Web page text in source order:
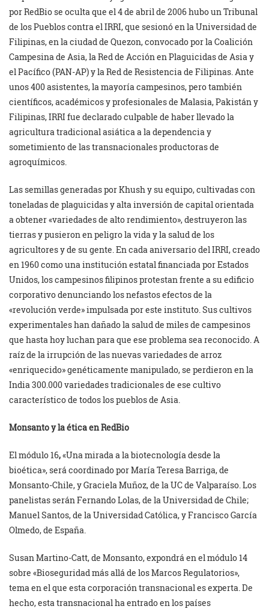
por RedBio se oculta que el 4 de abril de 2006 hubo un Tribunal
de los Pueblos contra el IRRI, que sesionó en la Universidad de
Filipinas, en la ciudad de Quezon, convocado por la Coalición
Campesina de Asia, la Red de Acción en Plaguicidas de Asia y
el Pacífico (PAN-AP) y la Red de Resistencia de Filipinas. Ante
unos 400 asistentes, la mayoría campesinos, pero también
científicos, académicos y profesionales de Malasia, Pakistán y
Filipinas, IRRI fue declaradoculpable de haber llevado la
agricultura tradicional asiática a la dependencia y
sometimiento de las transnacionales productoras de
agroquímicos.
Las semillas generadas por Khush y su equipo, cultivadas con
toneladas de plaguicidas y alta inversión de capital orientada
a obtener «variedades de alto rendimiento», destruyeron las
tierras y pusieron en peligro la vida y la salud de los
agricultores y de su gente. En cada aniversario del IRRI, creado
en 1960 como una institución estatal financiada por Estados
Unidos, los campesinos filipinos protestan frente a su edificio
corporativo denunciando los nefastos efectos de la
«revolución verde» impulsada por este instituto. Sus cultivos
experimentales han dañado la salud de miles de campesinos
que hasta hoy luchan para que ese problema sea reconocido. A
raíz de la irrupción de las nuevas variedades de arroz
«enriquecido» genéticamente manipulado, se perdieron en la
India 300.000 variedades tradicionales de ese cultivo
característico de todos los pueblos de Asia.
Monsanto y la ética en RedBio
El módulo 16,«Una mirada a la biotecnología desde la
bioética», será coordinado por María Teresa Barriga, de
Monsanto-Chile, y Graciela Muñoz, de la UC de Valparaíso. Los
panelistas serán Fernando Lolas, de la Universidad de Chile;
Manuel Santos, de la Universidad Católica, y Francisco García
Olmedo, de España.
Susan Martino-Catt, de Monsanto, expondrá en el módulo 14
sobre «Bioseguridad más allá de los Marcos Regulatorios»,
tema en el que esta corporación transnacional es experta. De
hecho, esta transnacional ha entrado en los países